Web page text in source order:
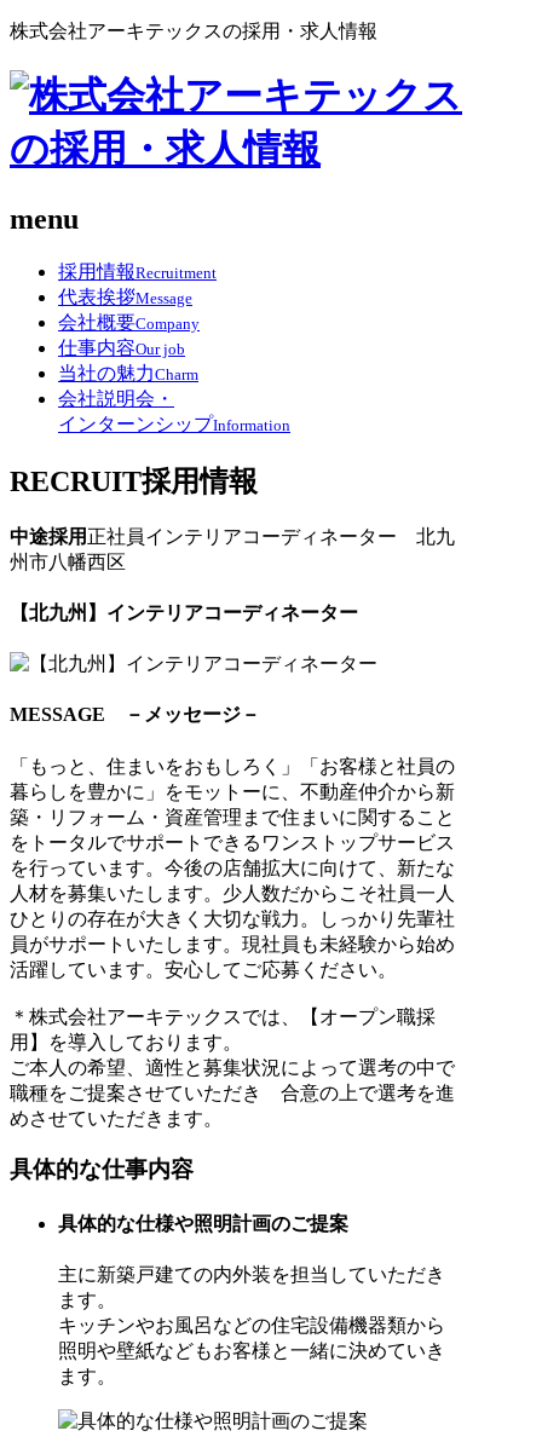
株式会社アーキテックスの採用・求人情報
menu
採用情報Recruitment
代表挨拶Message
会社概要Company
仕事内容Our job
当社の魅力Charm
会社説明会・
インターンシップInformation
RECRUIT採用情報
中途採用 正社員インテリアコーディネーター 北九
州市八幡西区
【北九州】インテリアコーディネーター
MESSAGE －メッセージ－
「もっと、住まいをおもしろく」「お客様と社員の
暮らしを豊かに」をモットーに、不動産仲介から新
築・リフォーム・資産管理まで住まいに関すること
をトータルでサポートできるワンストップサービス
を行っています。今後の店舗拡大に向けて、新たな
人材を募集いたします。少人数だからこそ社員一人
ひとりの存在が大きく大切な戦力。しっかり先輩社
員がサポートいたします。現社員も未経験から始め
活躍しています。安心してご応募ください。
＊株式会社アーキテックスでは、【オープン職採
用】を導入しております。
ご本人の希望、適性と募集状況によって選考の中で
職種をご提案させていただき 合意の上で選考を進
めさせていただきます。
具体的な仕事内容
具体的な仕様や照明計画のご提案
主に新築戸建ての内外装を担当していただき
ます。
キッチンやお風呂などの住宅設備機器類から
照明や壁紙などもお客様と一緒に決めていき
ます。